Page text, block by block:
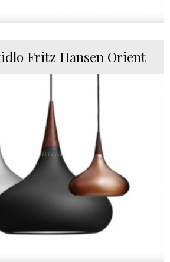
Fritz Hansen Orient